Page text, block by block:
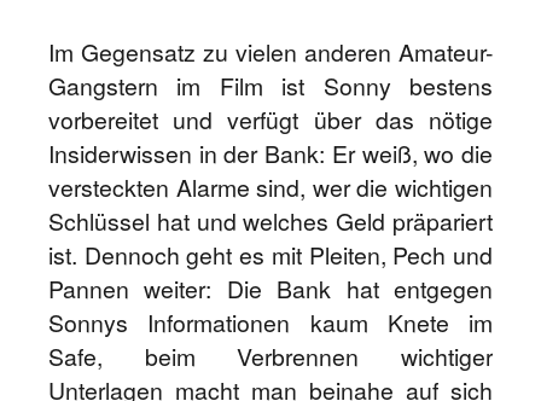
Im Gegensatz zu vielen anderen Amateur-
Gangstern im Film ist Sonny bestens
vorbereitet und verfügt über das nötige
Insiderwissen in der Bank: Er weiß, wo die
versteckten Alarme sind, wer die wichtigen
Schlüssel hat und welches Geld präpariert
ist. Dennoch geht es mit Pleiten, Pech und
Pannen weiter: Die Bank hat entgegen
Sonnys Informationen kaum Knete im
Safe, beim Verbrennen wichtiger
Unterlagen macht man beinahe auf sich